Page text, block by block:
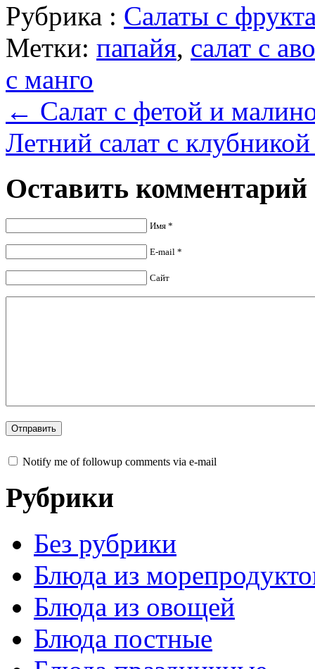
Рубрика : Салаты с
Метки: папайя, салат с
с манго
← Салат с фетой и
Летний салат с
Оставить комментарий
Имя *
E-mail *
Сайт
Notify me of followup comments via e-mail
Рубрики
Без рубрики
Блюда из
Блюда из овощей
Блюда постные